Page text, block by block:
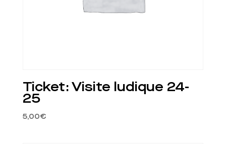
Ticket: Visite ludique 24-
25
5,00€